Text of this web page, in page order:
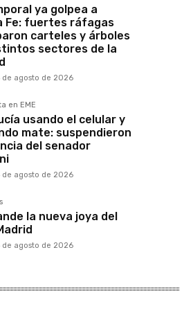
ya golpea a
Fe: fuertes ráfagas
carteles y árboles
sectores de la
de agosto de 2026
en EME
usando el celular y
mate: suspendieron
del senador
de agosto de 2026
la nueva joya del
de agosto de 2026